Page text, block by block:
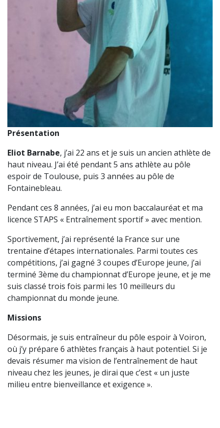
Présentation
Eliot Barnabe, j’ai 22 ans et je suis un ancien athlète de
haut niveau. J’ai été pendant 5 ans athlète au pôle
espoir de Toulouse, puis 3 années au pôle de
Fontainebleau.
Pendant ces 8 années, j’ai eu mon baccalauréat et ma
licence STAPS « Entraînement sportif » avec mention.
Sportivement, j’ai représenté la France sur une
trentaine d’étapes internationales. Parmi toutes ces
compétitions, j’ai gagné 3 coupes d’Europe jeune, j’ai
terminé 3ème du championnat d’Europe jeune, et je me
suis classé trois fois parmi les 10 meilleurs du
championnat du monde jeune.
Missions
Désormais, je suis entraîneur du pôle espoir à Voiron,
où j’y prépare 6 athlètes français à haut potentiel. Si je
devais résumer ma vision de l’entraînement de haut
niveau chez les jeunes, je dirai que c’est « un juste
milieu entre bienveillance et exigence ».